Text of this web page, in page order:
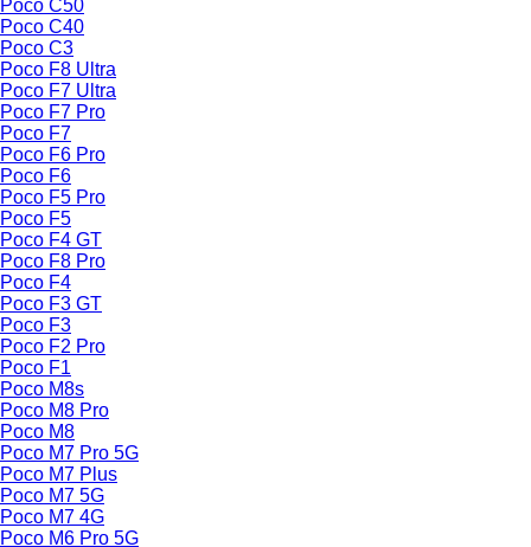
Poco C50
Poco C40
Poco C3
Poco F8 Ultra
Poco F7 Ultra
Poco F7 Pro
Poco F7
Poco F6 Pro
Poco F6
Poco F5 Pro
Poco F5
Poco F4 GT
Poco F8 Pro
Poco F4
Poco F3 GT
Poco F3
Poco F2 Pro
Poco F1
Poco M8s
Poco M8 Pro
Poco M8
Poco M7 Pro 5G
Poco M7 Plus
Poco M7 5G
Poco M7 4G
Poco M6 Pro 5G